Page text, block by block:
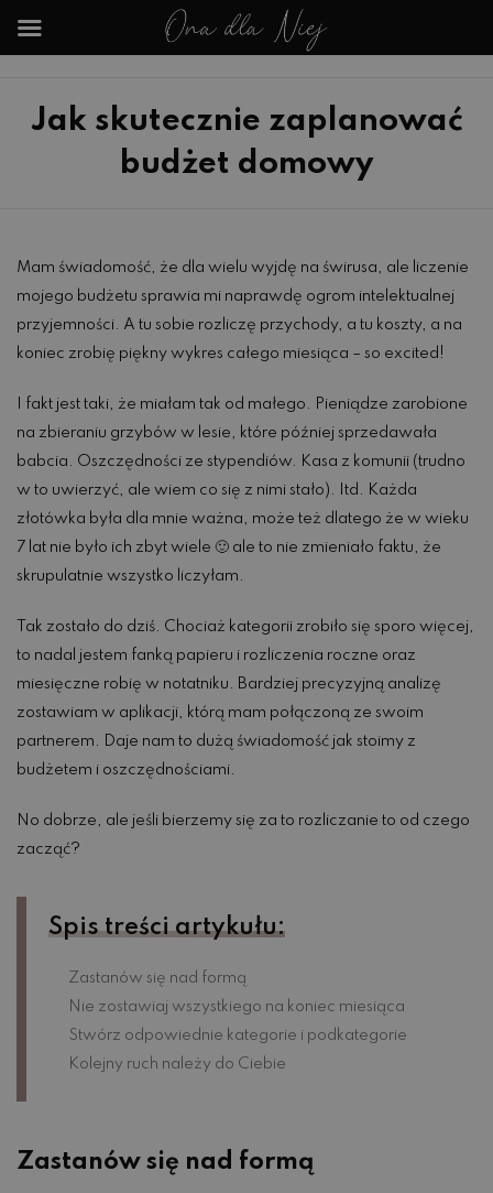
Jak skutecznie zaplanować
budżet domowy
Mam świadomość, że dla wielu wyjdę na świrusa, ale liczenie
mojego budżetu sprawia mi naprawdę ogrom intelektualnej
przyjemności. A tu sobie rozliczę przychody, a tu koszty, a na
koniec zrobię piękny wykres całego miesiąca – so excited!
I fakt jest taki, że miałam tak od małego. Pieniądze zarobione
na zbieraniu grzybów w lesie, które później sprzedawała
babcia. Oszczędności ze stypendiów. Kasa z komunii (trudno
w to uwierzyć, ale wiem co się z nimi stało). Itd. Każda
złotówka była dla mnie ważna, może też dlatego że w wieku
7 lat nie było ich zbyt wiele 🙂 ale to nie zmieniało faktu, że
skrupulatnie wszystko liczyłam.
Tak zostało do dziś. Chociaż kategorii zrobiło się sporo więcej,
to nadal jestem fanką papieru i rozliczenia roczne oraz
miesięczne robię w notatniku. Bardziej precyzyjną analizę
zostawiam w aplikacji, którą mam połączoną ze swoim
partnerem. Daje nam to dużą świadomość jak stoimy z
budżetem i oszczędnościami.
No dobrze, ale jeśli bierzemy się za to rozliczanie to od czego
zacząć?
Spis treści artykułu:
Zastanów się nad formą
Nie zostawiaj wszystkiego na koniec miesiąca
Stwórz odpowiednie kategorie i podkategorie
Kolejny ruch należy do Ciebie
Zastanów się nad formą